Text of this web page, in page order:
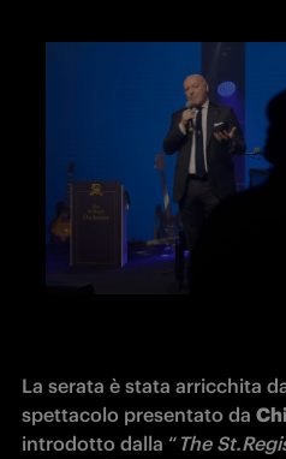
La serata è stata arricchita
spettacolo presentato da
introdotto dalla “ The